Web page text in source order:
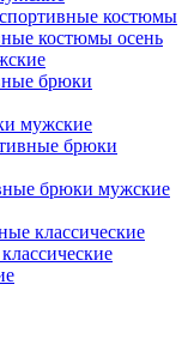
костюмы
костюмы осень
брюки
мужские
брюки
брюки мужские
классические